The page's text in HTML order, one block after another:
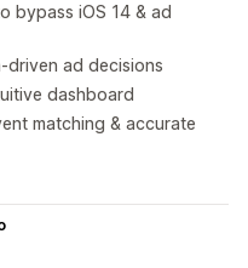
bypass iOS 14 & ad
driven ad decisions
dashboard
matching & accurate